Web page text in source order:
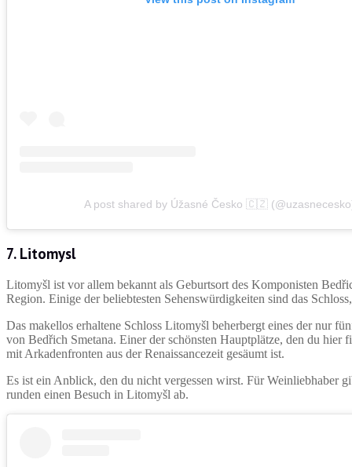
A post shared by Úžasné Česko 🇨🇿
7. Litomysl
Litomyšl ist vor allem bekannt als Geburtsort des Komponisten
Region. Einige der beliebtesten Sehenswürdigkeiten sind das
Das makellos erhaltene Schloss Litomyšl beherbergt eines der nur
von Bedřich Smetana. Einer der schönsten Hauptplätze, den du
mit Arkadenfronten aus der Renaissancezeit gesäumt ist.
Es ist ein Anblick, den du nicht vergessen wirst. Für Weinliebhaber
runden einen Besuch in Litomyšl ab.